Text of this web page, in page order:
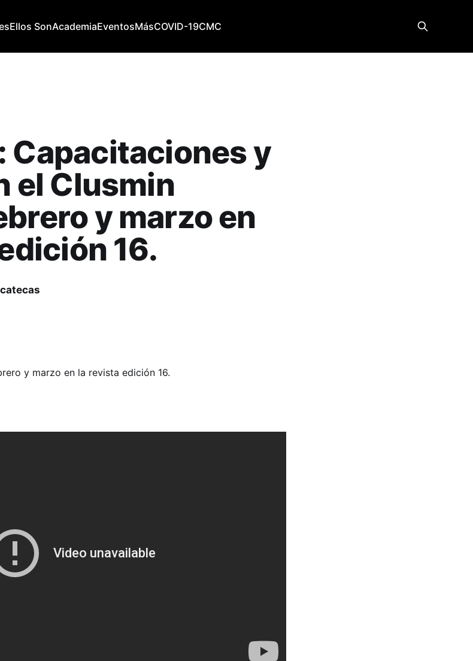
Ellos SonAcademiaEventosMásCOVID-19CMC
Capacitaciones y
el Clusmin
y marzo en
16.